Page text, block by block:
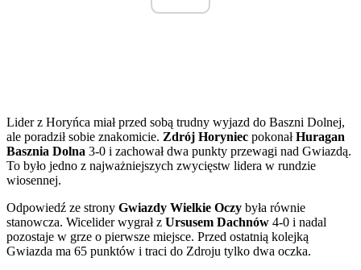
Lider z Horyńca miał przed sobą trudny wyjazd do Baszni Dolnej,
ale poradził sobie znakomicie. Zdrój Horyniec pokonałHuragan
Basznia Dolna 3-0 i zachował dwa punkty przewagi nad Gwiazdą.
To było jedno z najważniejszych zwycięstw lidera w rundzie
wiosennej.
Odpowiedź ze strony Gwiazdy Wielkie Oczy była równie
stanowcza. Wicelider wygrał z Ursusem Dachnów 4-0 i nadal
pozostaje w grze o pierwsze miejsce. Przed ostatnią kolejką
Gwiazda ma 65 punktów i traci do Zdroju tylko dwa oczka.